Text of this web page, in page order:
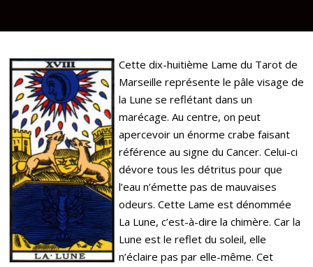
Cette dix-huitième Lame du Tarot de
Marseille représente le pâle visage de
la Lune se reflétant dans un
marécage. Au centre, on peut
apercevoir un énorme crabe faisant
référence au signe du Cancer. Celui-ci
dévore tous les détritus pour que
l’eau n’émette pas de mauvaises
odeurs. Cette Lame est dénommée
La Lune, c’est-à-dire la chimère. Car la
Lune est le reflet du soleil, elle
n’éclaire pas par elle-même. Cet